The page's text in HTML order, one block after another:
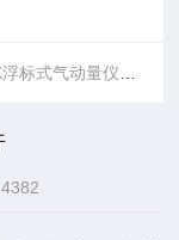
式气动量仪的易损件